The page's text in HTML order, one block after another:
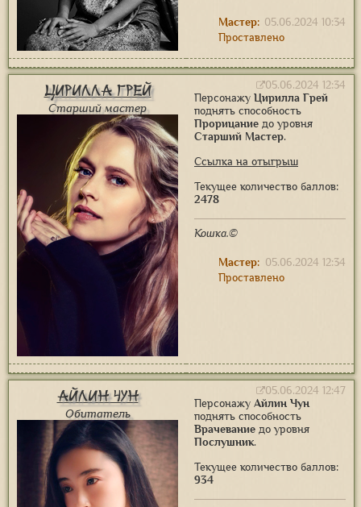
05.06.2024 10:34
Мастер:
Проставлено
Цирилла Грей
Старший мастер
05.06.2024 12:34
Персонажу Цирилла Грей
поднять способность
Прорицание до уровня
Старший Мастер.
Ссылка на отыгрыш
Текущее количество баллов:
2478
Кошка.©
05.06.2024 12:34
Мастер:
Проставлено
Айлин Чун
Обитатель
05.06.2024 12:47
Персонажу Айлин Чун
поднять способность
Врачевание до уровня
Послушник.
Текущее количество баллов:
934